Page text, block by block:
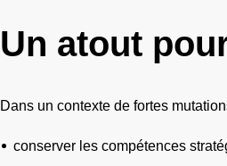
Un atout
Dans un contexte de fortes
conserver les compétences